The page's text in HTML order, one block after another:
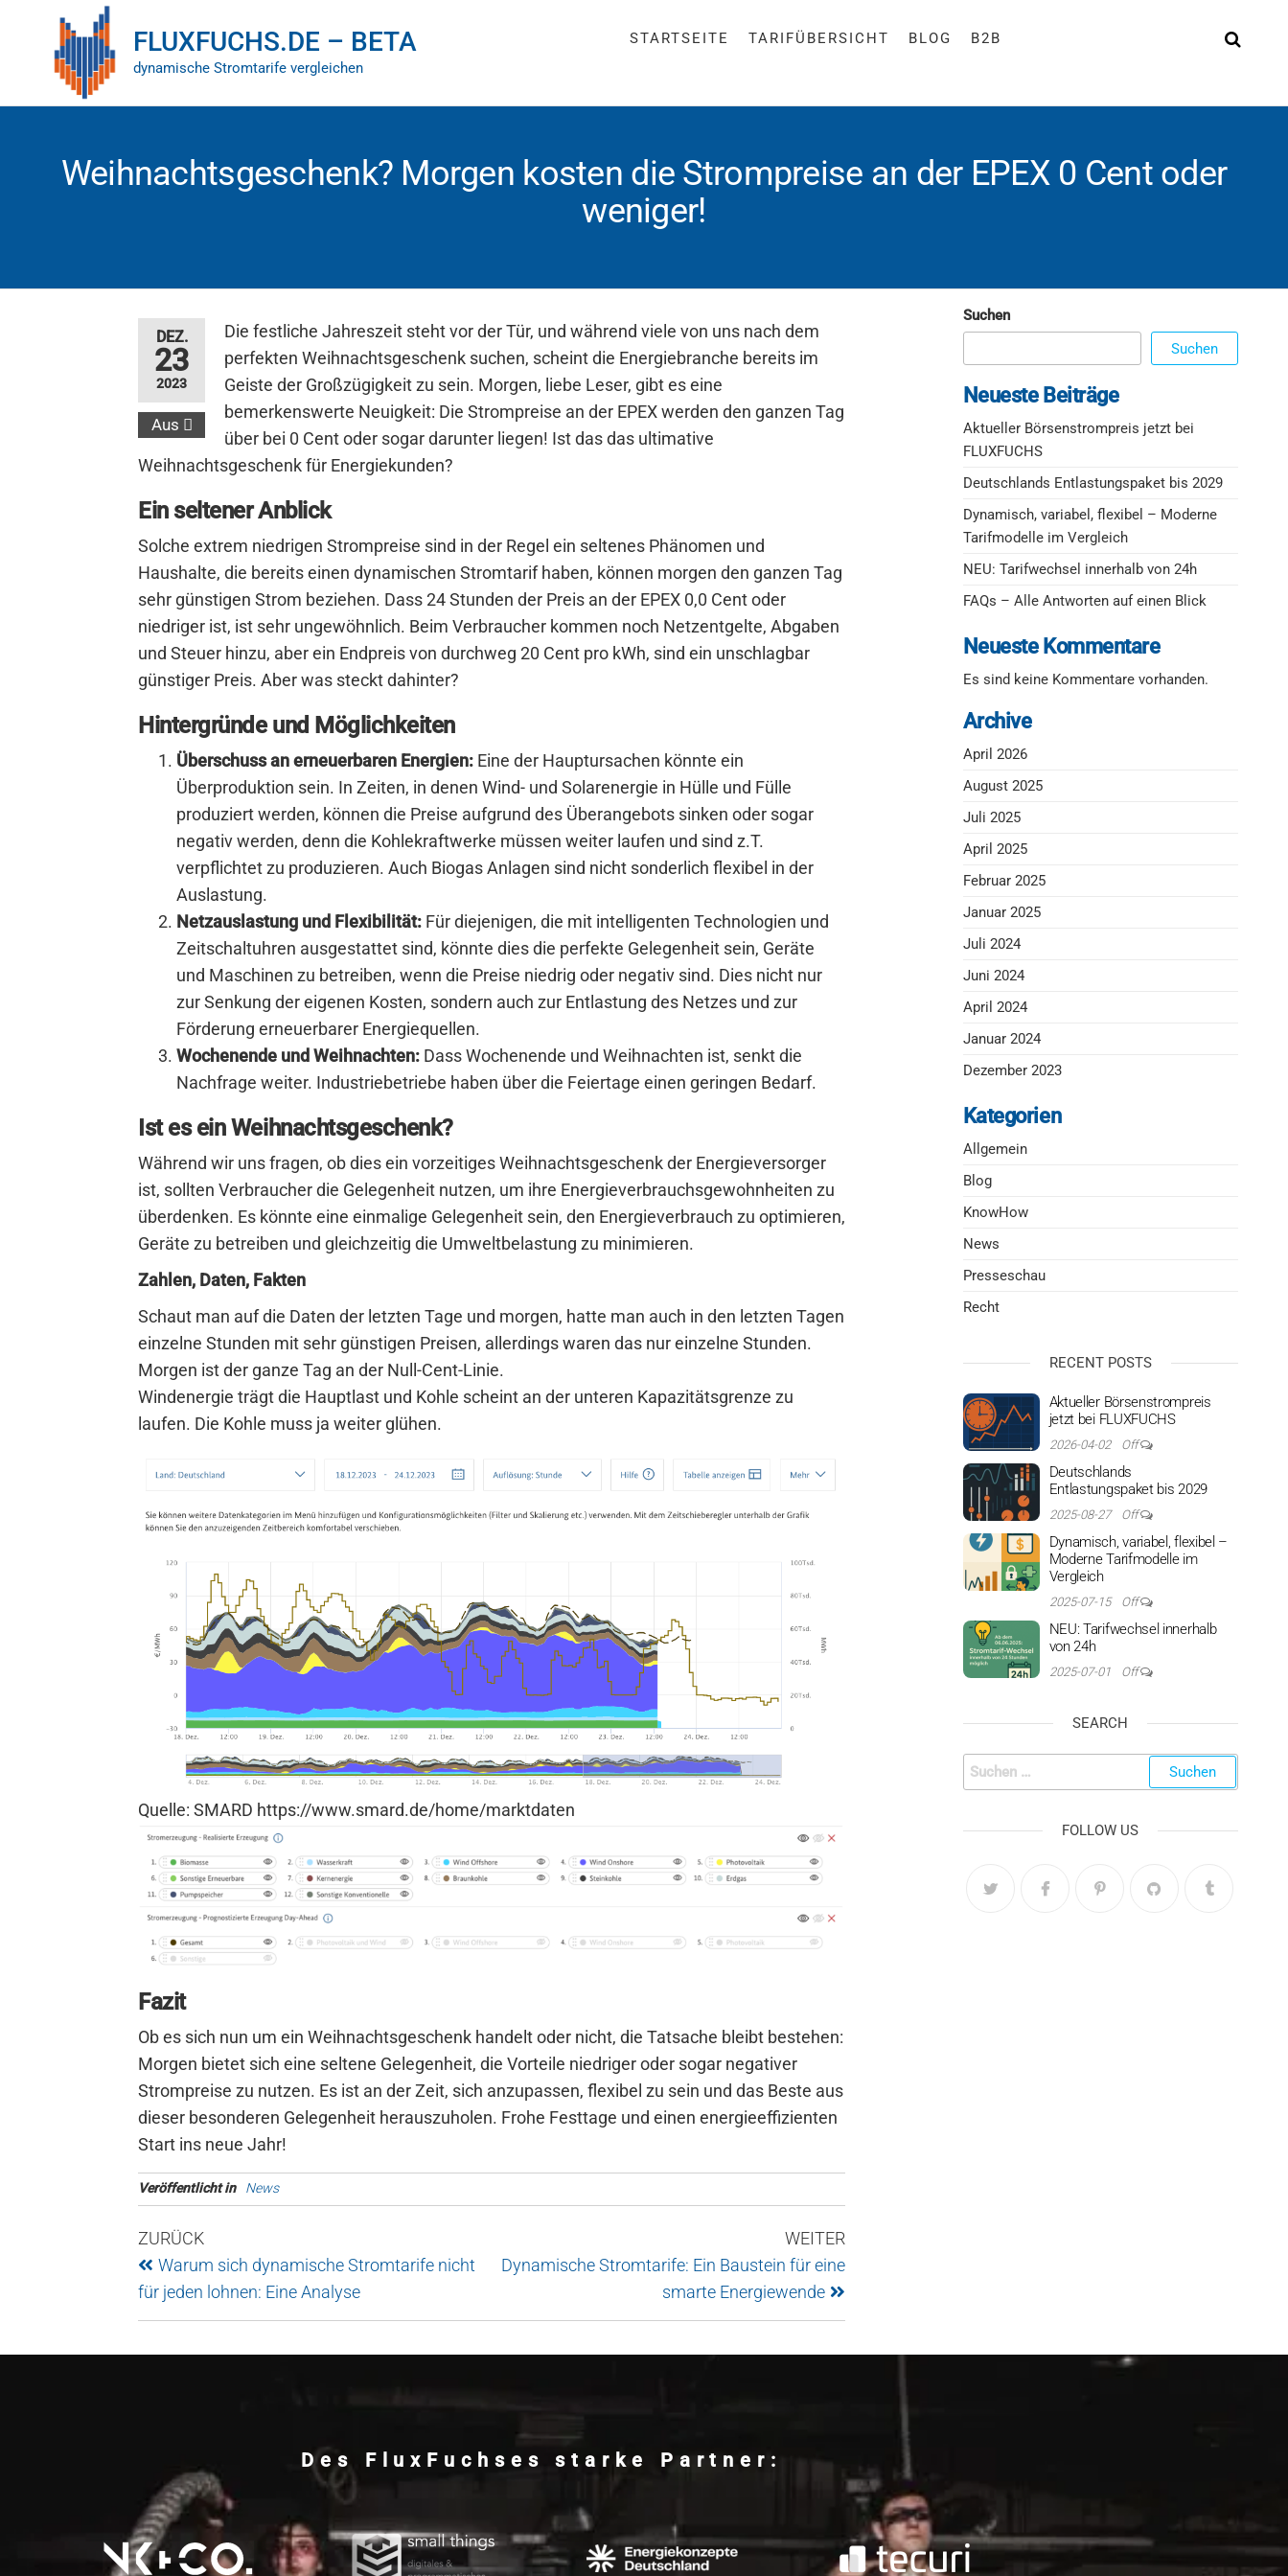
FLUXFUCHS.DE – BETA
dynamische Stromtarife vergleichen
STARTSEITE TARIFÜBERSICHT BLOG B2B
Weihnachtsgeschenk? Morgen kosten die Strompreise an der EPEX 0 Cent oder
weniger!
DEZ.
23
2023
Aus
Die festliche Jahreszeit steht vor der Tür, und während viele von uns nach dem
perfekten Weihnachtsgeschenk suchen, scheint die Energiebranche bereits im
Geiste der Großzügigkeit zu sein. Morgen, liebe Leser, gibt es eine
bemerkenswerte Neuigkeit: Die Strompreise an der EPEX werden den ganzen Tag
über bei 0 Cent oder sogar darunter liegen! Ist das das ultimative
Weihnachtsgeschenk für Energiekunden?
Ein seltener Anblick
Solche extrem niedrigen Strompreise sind in der Regel ein seltenes Phänomen und
Haushalte, die bereits einen dynamischen Stromtarif haben, können morgen den ganzen Tag
sehr günstigen Strom beziehen. Dass 24 Stunden der Preis an der EPEX 0,0 Cent oder
niedriger ist, ist sehr ungewöhnlich. Beim Verbraucher kommen noch Netzentgelte, Abgaben
und Steuer hinzu, aber ein Endpreis von durchweg 20 Cent pro kWh, sind ein unschlagbar
günstiger Preis. Aber was steckt dahinter?
Hintergründe und Möglichkeiten
Überschuss an erneuerbaren Energien: Eine der Hauptursachen könnte ein
Überproduktion sein. In Zeiten, in denen Wind- und Solarenergie in Hülle und Fülle
produziert werden, können die Preise aufgrund des Überangebots sinken oder sogar
negativ werden, denn die Kohlekraftwerke müssen weiter laufen und sind z.T.
verpflichtet zu produzieren. Auch Biogas Anlagen sind nicht sonderlich flexibel in der
Auslastung.
Netzauslastung und Flexibilität: Für diejenigen, die mit intelligenten Technologien und
Zeitschaltuhren ausgestattet sind, könnte dies die perfekte Gelegenheit sein, Geräte
und Maschinen zu betreiben, wenn die Preise niedrig oder negativ sind. Dies nicht nur
zur Senkung der eigenen Kosten, sondern auch zur Entlastung des Netzes und zur
Förderung erneuerbarer Energiequellen.
Wochenende und Weihnachten: Dass Wochenende und Weihnachten ist, senkt die
Nachfrage weiter. Industriebetriebe haben über die Feiertage einen geringen Bedarf.
Ist es ein Weihnachtsgeschenk?
Während wir uns fragen, ob dies ein vorzeitiges Weihnachtsgeschenk der Energieversorger
ist, sollten Verbraucher die Gelegenheit nutzen, um ihre Energieverbrauchsgewohnheiten zu
überdenken. Es könnte eine einmalige Gelegenheit sein, den Energieverbrauch zu optimieren,
Geräte zu betreiben und gleichzeitig die Umweltbelastung zu minimieren.
Zahlen, Daten, Fakten
Schaut man auf die Daten der letzten Tage und morgen, hatte man auch in den letzten Tagen
einzelne Stunden mit sehr günstigen Preisen, allerdings waren das nur einzelne Stunden.
Morgen ist der ganze Tag an der Null-Cent-Linie.
Windenergie trägt die Hauptlast und Kohle scheint an der unteren Kapazitätsgrenze zu
laufen. Die Kohle muss ja weiter glühen.
Quelle: SMARD https://www.smard.de/home/marktdaten
Fazit
Ob es sich nun um ein Weihnachtsgeschenk handelt oder nicht, die Tatsache bleibt bestehen:
Morgen bietet sich eine seltene Gelegenheit, die Vorteile niedriger oder sogar negativer
Strompreise zu nutzen. Es ist an der Zeit, sich anzupassen, flexibel zu sein und das Beste aus
dieser besonderen Gelegenheit herauszuholen. Frohe Festtage und einen energieeffizienten
Start ins neue Jahr!
Veröffentlicht in News
ZURÜCK
Warum sich dynamische Stromtarife nicht
für jeden lohnen: Eine Analyse
WEITER
Dynamische Stromtarife: Ein Baustein für eine
smarte Energiewende
Suchen
Suchen
Neueste Beiträge
Aktueller Börsenstrompreis jetzt bei
FLUXFUCHS
Deutschlands Entlastungspaket bis 2029
Dynamisch, variabel, flexibel – Moderne
Tarifmodelle im Vergleich
NEU: Tarifwechsel innerhalb von 24h
FAQs – Alle Antworten auf einen Blick
Neueste Kommentare
Es sind keine Kommentare vorhanden.
Archive
April 2026
August 2025
Juli 2025
April 2025
Februar 2025
Januar 2025
Juli 2024
Juni 2024
April 2024
Januar 2024
Dezember 2023
Kategorien
Allgemein
Blog
KnowHow
News
Presseschau
Recht
RECENT POSTS
Aktueller Börsenstrompreis
jetzt bei FLUXFUCHS
2026-04-02 Off
Deutschlands
Entlastungspaket bis 2029
2025-08-27 Off
Dynamisch, variabel, flexibel –
Moderne Tarifmodelle im
Vergleich
2025-07-15 Off
NEU: Tarifwechsel innerhalb
von 24h
2025-07-01 Off
SEARCH
FOLLOW US
Des FluxFuchses starke Partner: